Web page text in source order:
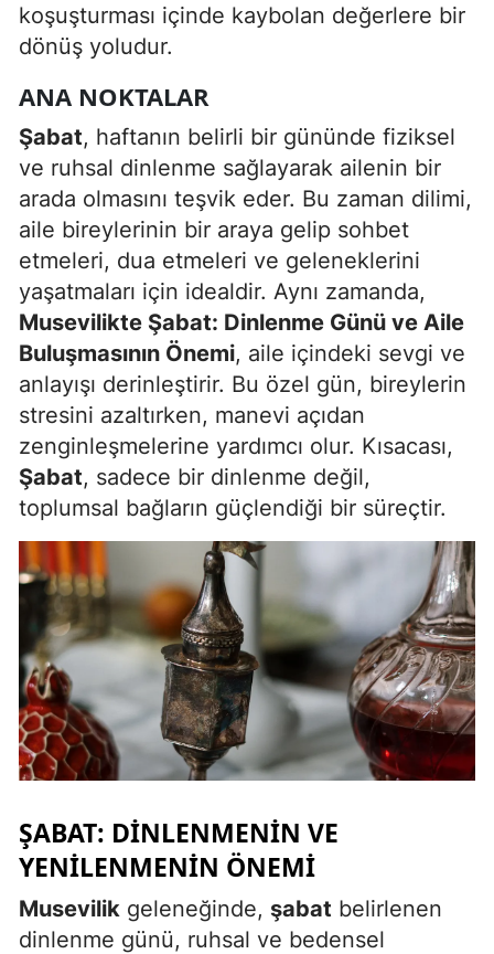
Hakkari
Mersin
İstanbul
İzmir
Kars
Kastamonu
Kayseri
Kırklareli
Kırşehir
Kocaeli
Konya
Kütahya
Malatya
Manisa
Kahramanmaraş
Muğla
Muş
Nevşehir
koşuşturması içinde kaybolan değerlere bir
dönüş yoludur.
ANA NOKTALAR
Şabat, haftanın belirli bir gününde fiziksel
ve ruhsal dinlenme sağlayarak ailenin bir
arada olmasını teşvik eder. Bu zaman dilimi,
aile bireylerinin bir araya gelip sohbet
etmeleri, dua etmeleri ve geleneklerini
yaşatmaları için idealdir. Aynı zamanda,
Musevilikte Şabat: Dinlenme Günü ve Aile
Buluşmasının Önemi, aile içindeki sevgi ve
anlayışı derinleştirir. Bu özel gün, bireylerin
stresini azaltırken, manevi açıdan
zenginleşmelerine yardımcı olur. Kısacası,
Şabat, sadece bir dinlenme değil,
toplumsal bağların güçlendiği bir süreçtir.
ŞABAT: DINLENMENIN VE
YENILENMENIN ÖNEMI
Musevilik geleneğinde, şabat belirlenen
dinlenme günü, ruhsal ve bedensel